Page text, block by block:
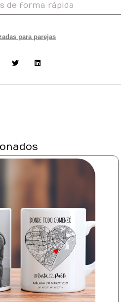
de forma rápida
para parejas